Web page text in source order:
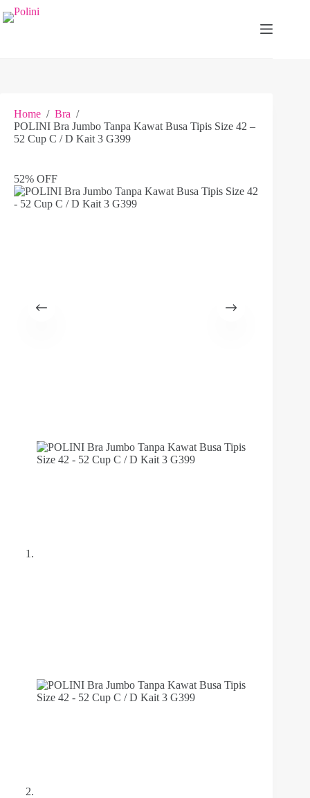
Skip
to
Home / Bra /
POLINI Bra Jumbo Tanpa Kawat Busa Tipis Size 42 –
52 Cup C / D Kait 3 G399
52% OFF